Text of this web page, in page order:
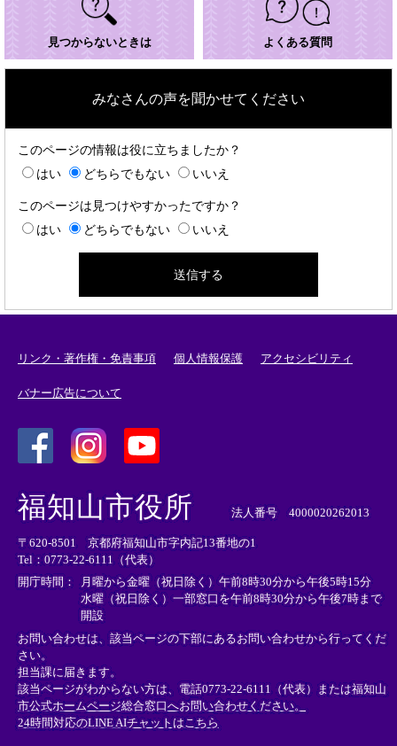
見つからないときは よくある質問
みなさんの声を聞かせてください
このページの情報は役に立ちましたか？
はい
どちらでもない いいえ
このページは見つけやすかったですか？
はい
どちらでもない いいえ
リンク・著作権・免責事項 個人情報保護 アクセシビリティ
バナー広告について
外
部
リ
ン
ク
＞
外
リ
ン
ク
＞
外
部
ン
ク
＞
福知山市役所 法人番号 4000020262013
〒620-8501 京都府福知山市字内記13番地の1
Tel：0773-22-6111（代表）
開庁時間：
月曜から金曜（祝日除く）午前8時30分から午後5時15分
水曜（祝日除く）一部窓口を午前8時30分から午後7時まで
開設
お問い合わせは、該当ページの下部にあるお問い合わせから行ってくだ
さい。
担当課に届きます。
該当ページがわからない方は、電話0773-22-6111（代表）または福知山
市公式ホームページ総合窓口へお問い合わせください。
24時間対応のLINE AIチャットはこちら